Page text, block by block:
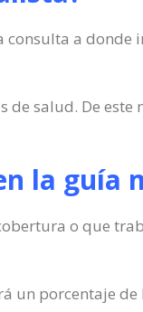
a donde
salud. De este
la guía
o que
un porcentaje de